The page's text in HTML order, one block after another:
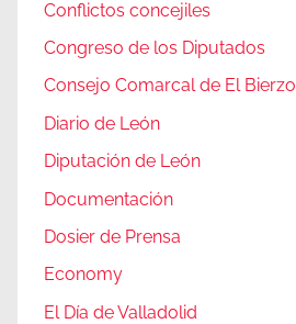
Conflictos concejiles
Congreso de los Diputados
Consejo Comarcal de El Bierzo
Diario de León
Diputación de León
Documentación
Dosier de Prensa
Economy
El Día de Valladolid